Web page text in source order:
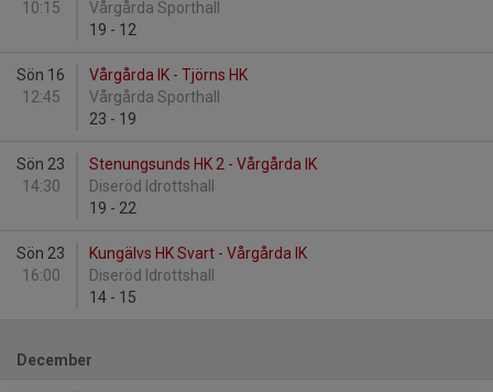
10:15
Vårgårda Sporthall
19 - 12
Sön 16
12:45
Vårgårda IK - Tjörns HK
Vårgårda Sporthall
23 - 19
Sön 23
14:30
Stenungsunds HK 2 - Vårgårda IK
Diseröd Idrottshall
19 - 22
Sön 23
16:00
Kungälvs HK Svart - Vårgårda IK
Diseröd Idrottshall
14 - 15
December